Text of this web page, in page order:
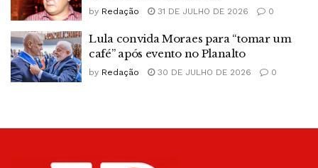
by Redação 31 DE JULHO DE 2026 0
Lula convida Moraes para “tomar um
café” após evento no Planalto
by Redação 30 DE JULHO DE 2026 0